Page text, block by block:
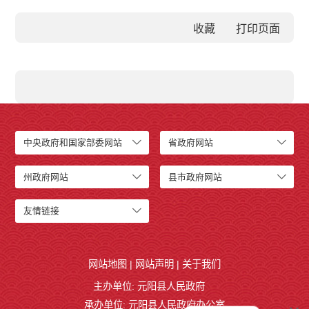
收藏
中央政府和国家部委网站 省政府网站
州政府网站 县市政府网站
友情链接
网站地图 | 网站声明 | 关于我们
主办单位: 元阳县人民政府
承办单位: 元阳县人民政府办公室